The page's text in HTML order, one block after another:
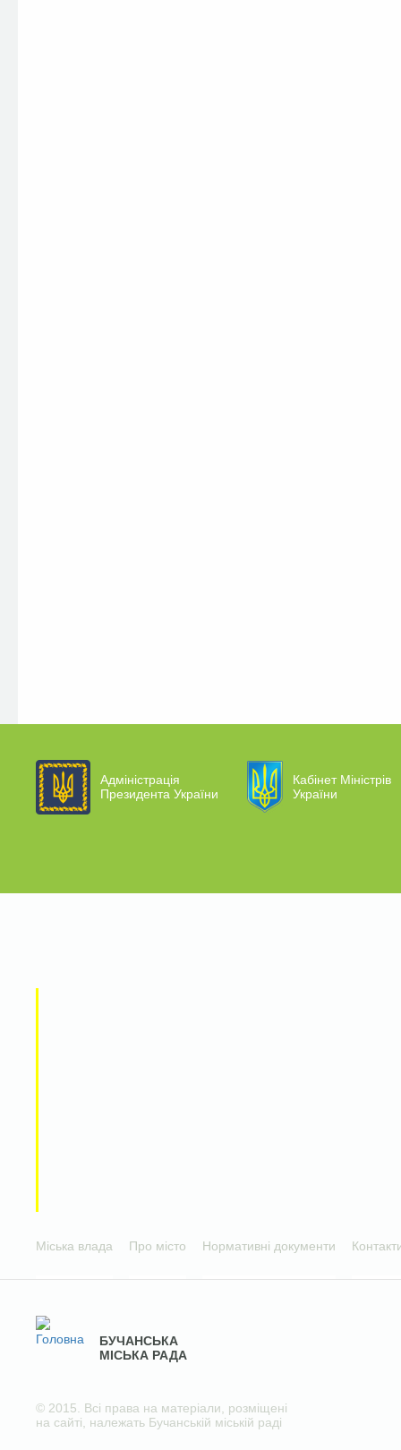
Адміністрація
Президента України
Кабінет Міністрів
України
Міська влада Про місто Нормативні документи
БУЧАНСЬКА
МІСЬКА РАДА
© 2015. Всі права на матеріали, розміщені
на сайті, належать Бучанській міській раді